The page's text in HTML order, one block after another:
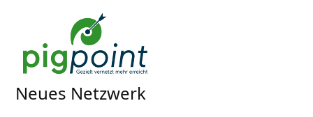
Neues Netzwerk